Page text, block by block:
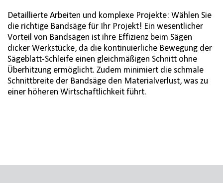
Detaillierte Arbeiten und komplexe Projekte: Wählen Sie
die richtige Bandsäge für Ihr Projekt! Ein wesentlicher
Vorteil von Bandsägen ist ihre Effizienz beim Sägen
dicker Werkstücke, da die kontinuierliche Bewegung der
Sägeblatt-Schleife einen gleichmäßigen Schnitt ohne
Überhitzung ermöglicht. Zudem minimiert die schmale
Schnittbreite der Bandsäge den Materialverlust, was zu
einer höheren Wirtschaftlichkeit führt.